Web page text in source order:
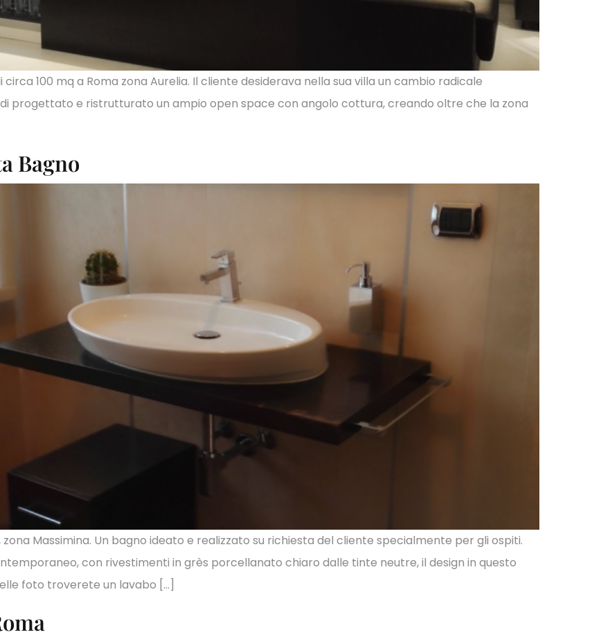
100 mq a Roma zona Aurelia. Il cliente desiderava nella sua villa un cambio radicale
progettato e ristrutturato un ampio open space con angolo cottura, creando oltre che la zona
Bagno
Massimina. Un bagno ideato e realizzato su richiesta del cliente specialmente per gli ospiti.
con rivestimenti in grès porcellanato chiaro dalle tinte neutre, il design in questo
foto troverete un lavabo […]